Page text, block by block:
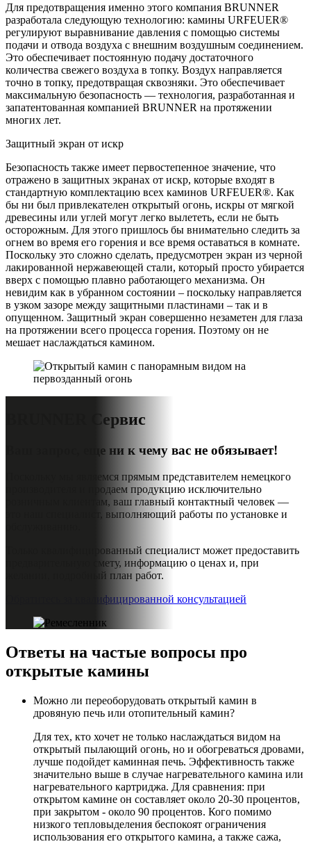
Для предотвращения именно этого компания BRUNNER
разработала следующую технологию: камины URFEUER®
регулируют выравнивание давления с помощью системы
подачи и отвода воздуха с внешним воздушным соединением.
Это обеспечивает постоянную подачу достаточного
количества свежего воздуха в топку. Воздух направляется
точно в топку, предотвращая сквозняки. Это обеспечивает
максимальную безопасность — технология, разработанная и
запатентованная компанией BRUNNER на протяжении
многих лет.
Защитный экран от искр
Безопасность также имеет первостепенное значение, что
отражено в защитных экранах от искр, которые входят в
стандартную комплектацию всех каминов URFEUER®. Как
бы ни был привлекателен открытый огонь, искры от мягкой
древесины или углей могут легко вылететь, если не быть
осторожным. Для этого пришлось бы внимательно следить за
огнем во время его горения и все время оставаться в комнате.
Поскольку это сложно сделать, предусмотрен экран из черной
лакированной нержавеющей стали, который просто убирается
вверх с помощью плавно работающего механизма. Он
невидим как в убранном состоянии – поскольку направляется
в узком зазоре между защитными пластинами – так и в
опущенном. Защитный экран совершенно незаметен для глаза
на протяжении всего процесса горения. Поэтому он не
мешает наслаждаться камином.
Сервис
Ваш запрос, еще ни к чему вас не обязывает!
Поскольку мы являемся прямым представителем немецкого
производителя и продаем продукцию исключительно
розничным клиентам, ваш главный контактный человек —
это наш специалист, выполняющий работы по установке и
Только квалифицированный специалист может предоставить
предварительную смету, информацию о ценах и, при
желании, подробный план работ.
Обратитесь за квалифицированной консультацией
Ответы на частые вопросы про
открытые камины
Можно ли переоборудовать открытый камин в
дровяную печь или отопительный камин?
Для тех, кто хочет не только наслаждаться видом на
открытый пылающий огонь, но и обогреваться дровами,
лучше подойдет каминная печь. Эффективность также
значительно выше в случае нагревательного камина или
нагревательного картриджа. Для сравнения: при
открытом камине он составляет около 20-30 процентов,
при закрытом - около 90 процентов. Кого помимо
низкого тепловыделения беспокоят ограничения
использования его открытого камина, а также сажа,